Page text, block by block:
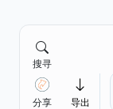
搜寻
分享 导出